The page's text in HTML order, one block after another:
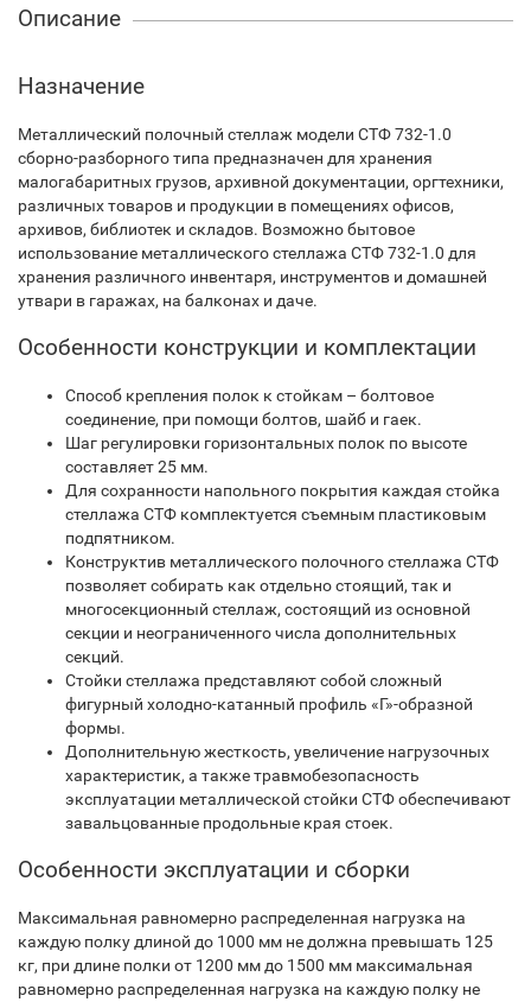
Описание
Назначение
Металлический полочный стеллаж модели СТФ 732-1.0
сборно-разборного типа предназначен для хранения
малогабаритных грузов, архивной документации, оргтехники,
различных товаров и продукции в помещениях офисов,
архивов, библиотек и складов. Возможно бытовое
использование металлического стеллажа СТФ 732-1.0 для
хранения различного инвентаря, инструментов и домашней
утвари в гаражах, на балконах и даче.
Особенности конструкции и комплектации
Способ крепления полок к стойкам – болтовое
соединение, при помощи болтов, шайб и гаек.
Шаг регулировки горизонтальных полок по высоте
составляет 25 мм.
Для сохранности напольного покрытия каждая стойка
стеллажа СТФ комплектуется съемным пластиковым
подпятником.
Конструктив металлического полочного стеллажа СТФ
позволяет собирать как отдельно стоящий, так и
многосекционный стеллаж, состоящий из основной
секции и неограниченного числа дополнительных
секций.
Стойки стеллажа представляют собой сложный
фигурный холодно-катанный профиль «Г»-образной
формы.
Дополнительную жесткость, увеличение нагрузочных
характеристик, а также травмобезопасность
эксплуатации металлической стойки СТФ обеспечивают
завальцованные продольные края стоек.
Особенности эксплуатации и сборки
Максимальная равномерно распределенная нагрузка на
каждую полку длиной до 1000 мм не должна превышать 125
кг, при длине полки от 1200 мм до 1500 мм максимальная
равномерно распределенная нагрузка на каждую полку не